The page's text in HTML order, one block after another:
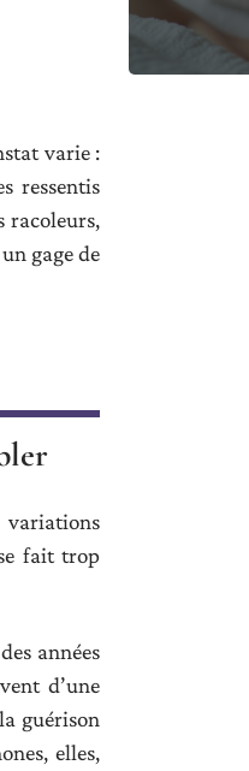
varie :
ressentis
racoleurs,
gage de
fait trop
années
d’une
guérison
elles,